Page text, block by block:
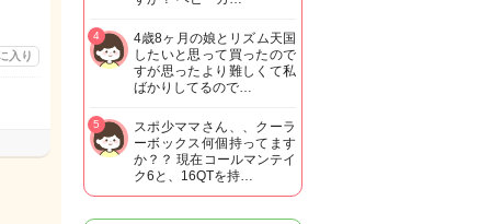
入り
4歳8ヶ月の娘とリズム天国
したいと思って買ったので
すが思ったより難しくて私
ばかりしてるので…
4
スポ少ママさん、、クーラ
ーボックス何個持ってます
か？？ 現在コールマンテイ
ク6と、16QTを持…
5